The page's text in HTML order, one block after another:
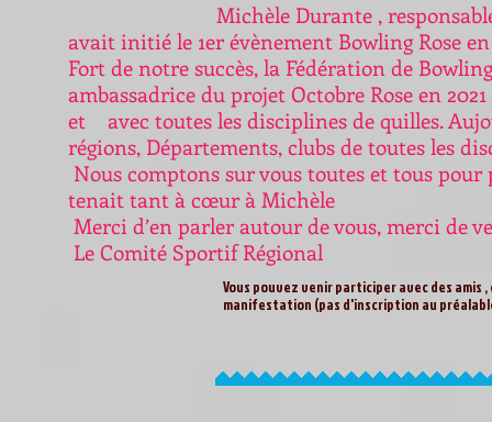
Michèle Durante , responsable de la
avait initié le 1er évènement Bowling Rose
Fort de notre succès, la Fédération de
ambassadrice du projet Octobre Rose en
et avec toutes les disciplines de quilles.
régions, Départements, clubs de toutes les
Nous comptons sur vous toutes et tous
tenait tant à cœur à Michèle
Merci d’en parler autour de vous, merci de
Le Comité Sportif Régional
Vous pouvez venir participer avec des amis
manifestation (pas d'inscription au